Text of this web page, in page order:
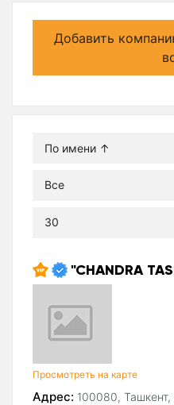
Добавить
"CHANDRA
Просмотреть на карте
Адрес: 100080,